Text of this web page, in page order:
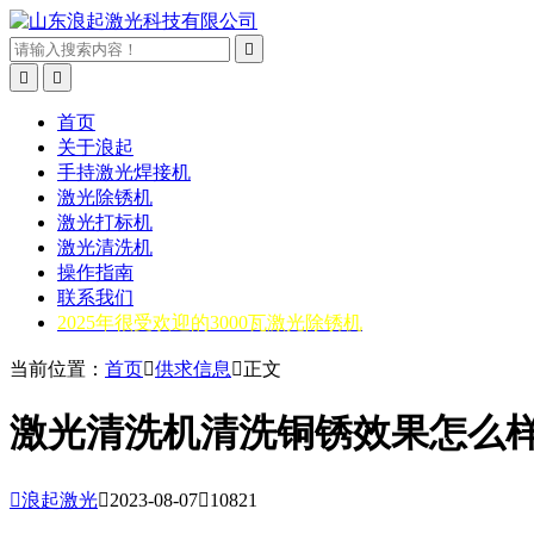



首页
关于浪起
手持激光焊接机
激光除锈机
激光打标机
激光清洗机
操作指南
联系我们
2025年很受欢迎的3000瓦激光除锈机
当前位置： 首页供求信息 正文
激光清洗机清洗铜锈效果怎么
浪起激光2023-08-0710821